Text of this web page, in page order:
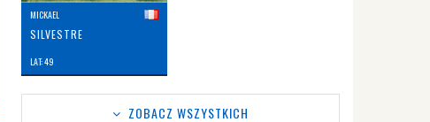
MICKAEL
SILVESTRE
LAT: 49
ZOBACZ WSZYSTKICH